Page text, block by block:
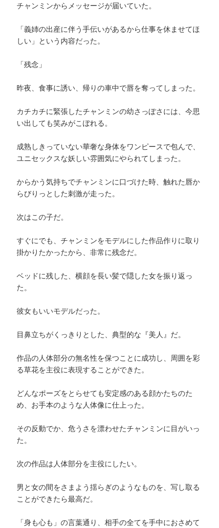
チャンミンからメッセージが届いていた。
「義姉の出産に伴う手伝いがあるから仕事を休ませてほ
しい」という内容だった。
「残念」
昨夜、食事に誘い、帰りの車中で唇を奪ってしまった。
カチカチに緊張したチャンミンの幼さっぽさには、今思
い出しても笑みがこぼれる。
成熟しきっていない華奢な身体をワンピースで包んで、
ユニセックスな妖しい雰囲気にやられてしまった。
からかう気持ちでチャンミンに口づけた時、触れた唇か
らびりっとした刺激が走った。
次はこの子だ。
すぐにでも、チャンミンをモデルにした作品作りに取り
掛かりたかったから、非常に残念だ。
ベッドに残した、横顔を長い髪で隠した女を振り返っ
た。
彼女もいいモデルだった。
目鼻立ちがくっきりとした、典型的な『美人』だ。
作品の人体部分の無名性を保つことに成功し、周囲を彩
る草花を主役に表現することができた。
どんなポーズをとらせても安定感のある顔かたちのた
め、お手本のような人体像に仕上った。
その反動でか、危うさを漂わせたチャンミンに目がいっ
た。
次の作品は人体部分を主役にしたい。
男と女の間をさまよう揺らぎのようなものを、写し取る
ことができたら最高だ。
「身も心も」の言葉通り、相手の全てを手中におさめて